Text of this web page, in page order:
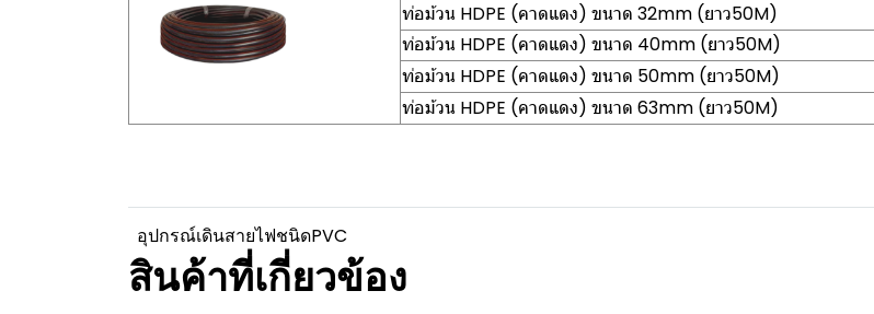
ท่อม้วน HDPE (คาดแดง) ขนาด 32mm (ยาว50M)
ท่อม้วน HDPE (คาดแดง) ขนาด 40mm (ยาว50M)
ท่อม้วน HDPE (คาดแดง) ขนาด 50mm (ยาว50M)
ท่อม้วน HDPE (คาดแดง) ขนาด 63mm (ยาว50M)
อุปกรณ์เดินสายไฟชนิดPVC
สินค้าที่เกี่ยวข้อง